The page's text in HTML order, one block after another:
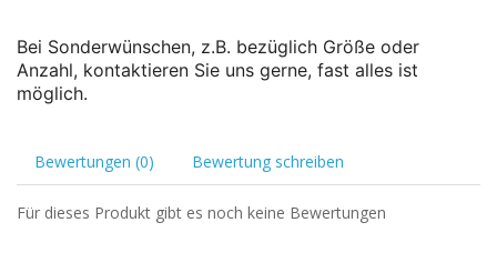
Bei Sonderwünschen, z.B. bezüglich Größe oder
Anzahl, kontaktieren Sie uns gerne, fast alles ist
möglich.
Bewertungen (0) Bewertung schreiben
Für dieses Produkt gibt es noch keine Bewertungen